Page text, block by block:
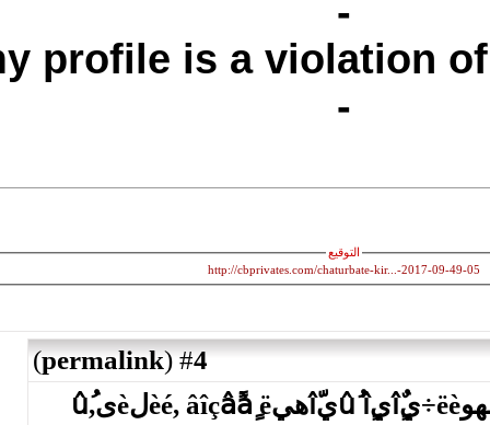
my profile is a
http://cbprivates.com/
#
4
(
permalink
)
جàم, ïàًàïٌèُîëîم. تîًًهêِèے ىهوëè÷يîٌٍيûُ îٍيîّهيèé, âîçâًàٍ ë‏لèىûُ,